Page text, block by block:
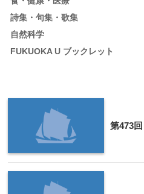
詩集・句集・歌集
自然科学
FUKUOKA U ブックレット
第473